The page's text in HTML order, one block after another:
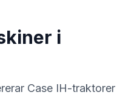
i
Case IH-traktorer